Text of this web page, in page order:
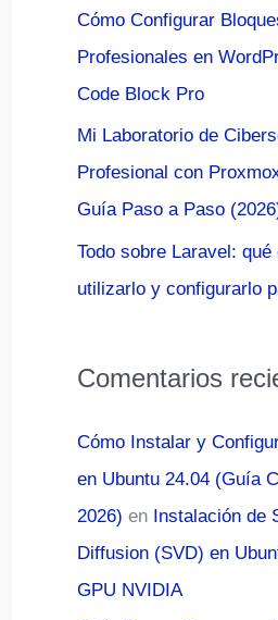
:
Cómo Configurar
Profesionales en
Code Block Pro
Mi Laboratorio de
Profesional con
Guía Paso a Paso
Todo sobre Laravel:
utilizarlo y configurarlo
Comentarios
Cómo Instalar y
en Ubuntu 24.04 (Guía
2026) en Instalación de
Diffusion (SVD) en
GPU NVIDIA